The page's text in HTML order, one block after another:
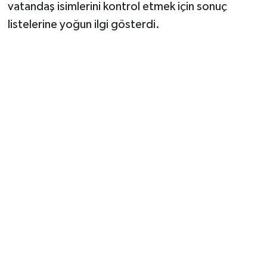
vatandaş isimlerini kontrol etmek için sonuç
listelerine yoğun ilgi gösterdi.